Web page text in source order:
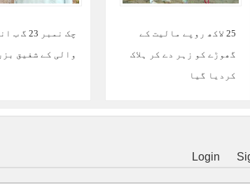
چک نمبر
والی کے شفیق
25 لاکھ روپے مالیت کے
گھوڑے کو زہر دے کر ہلاک
کردیا گیا
Login